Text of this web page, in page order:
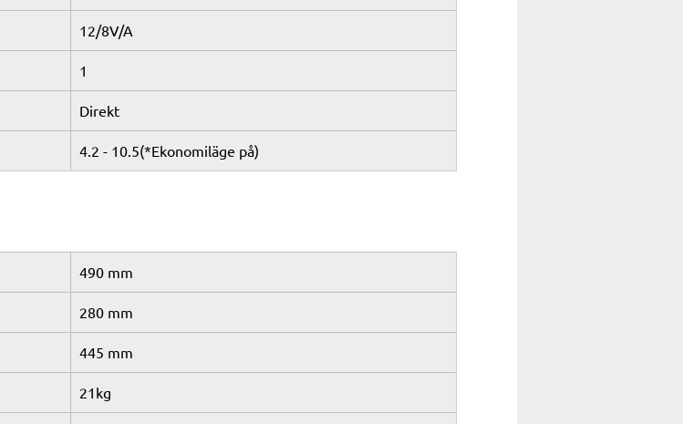
12/8V/A
1
Direkt
4.2 - 10.5(*Ekonomiläge på)
490 mm
280 mm
445 mm
21kg